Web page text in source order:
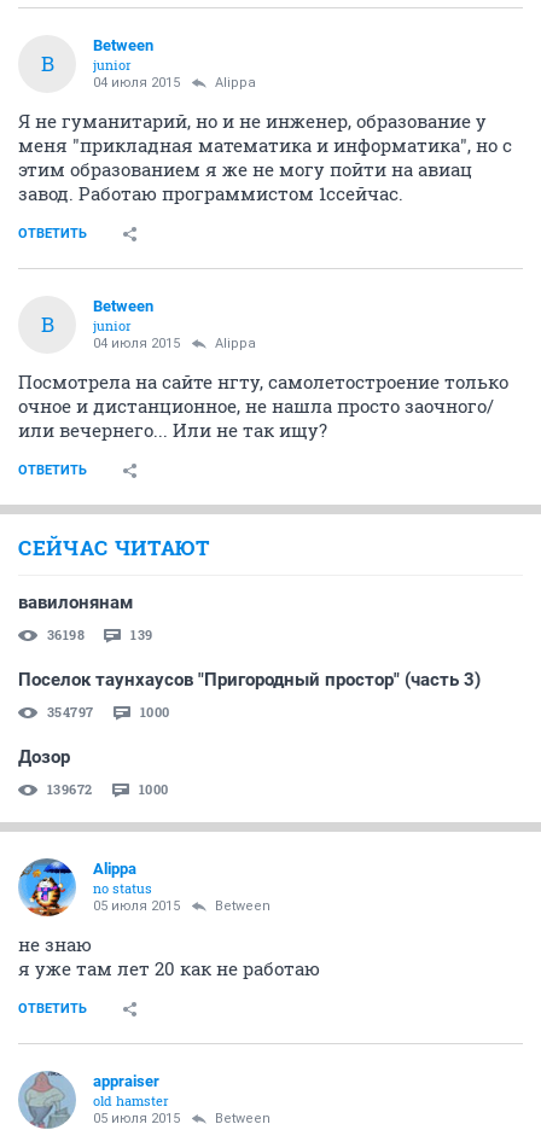
B
Between
junior
04 июля 2015 Alippa
Я не гуманитарий, но и не инженер, образование у
меня "прикладная математика и информатика", но с
этим образованием я же не могу пойти на авиац
завод. Работаю программистом 1ссейчас.
ОТВЕТИТЬ
B
Between
junior
04 июля 2015 Alippa
Посмотрела на сайте нгту, самолетостроение только
очное и дистанционное, не нашла просто заочного/
или вечернего... Или не так ищу?
ОТВЕТИТЬ
СЕЙЧАС ЧИТАЮТ
вавилонянам
36198 139
Поселок таунхаусов "Пригородный простор" (часть 3)
354797 1000
Дозор
139672 1000
Alippa
no status
05 июля 2015 Between
не знаю
я уже там лет 20 как не работаю
ОТВЕТИТЬ
appraiser
old hamster
05 июля 2015 Between